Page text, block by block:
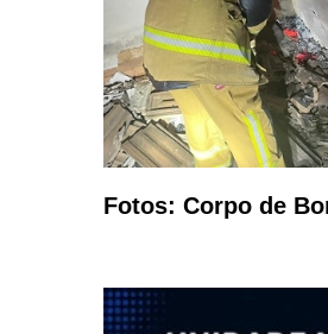
Fotos: Corpo de